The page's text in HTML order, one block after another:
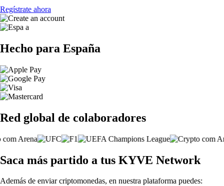
Regístrate ahora
Hecho para España
Red global de colaboradores
Saca más partido a tus KYVE Network
Además de enviar criptomonedas, en nuestra plataforma puedes: